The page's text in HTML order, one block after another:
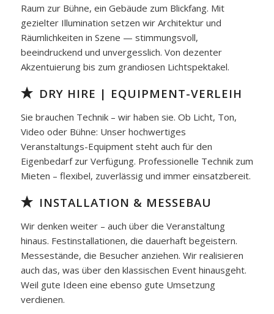
Raum zur Bühne, ein Gebäude zum Blickfang. Mit
gezielter Illumination setzen wir Architektur und
Räumlichkeiten in Szene — stimmungsvoll,
beeindruckend und unvergesslich. Von dezenter
Akzentuierung bis zum grandiosen Lichtspektakel.
DRY HIRE | EQUIPMENT-VERLEIH
Sie brauchen Technik – wir haben sie. Ob Licht, Ton,
Video oder Bühne: Unser hochwertiges
Veranstaltungs-Equipment steht auch für den
Eigenbedarf zur Verfügung. Professionelle Technik zum
Mieten – flexibel, zuverlässig und immer einsatzbereit.
INSTALLATION & MESSEBAU
Wir denken weiter – auch über die Veranstaltung
hinaus. Festinstallationen, die dauerhaft begeistern.
Messestände, die Besucher anziehen. Wir realisieren
auch das, was über den klassischen Event hinausgeht.
Weil gute Ideen eine ebenso gute Umsetzung
verdienen.